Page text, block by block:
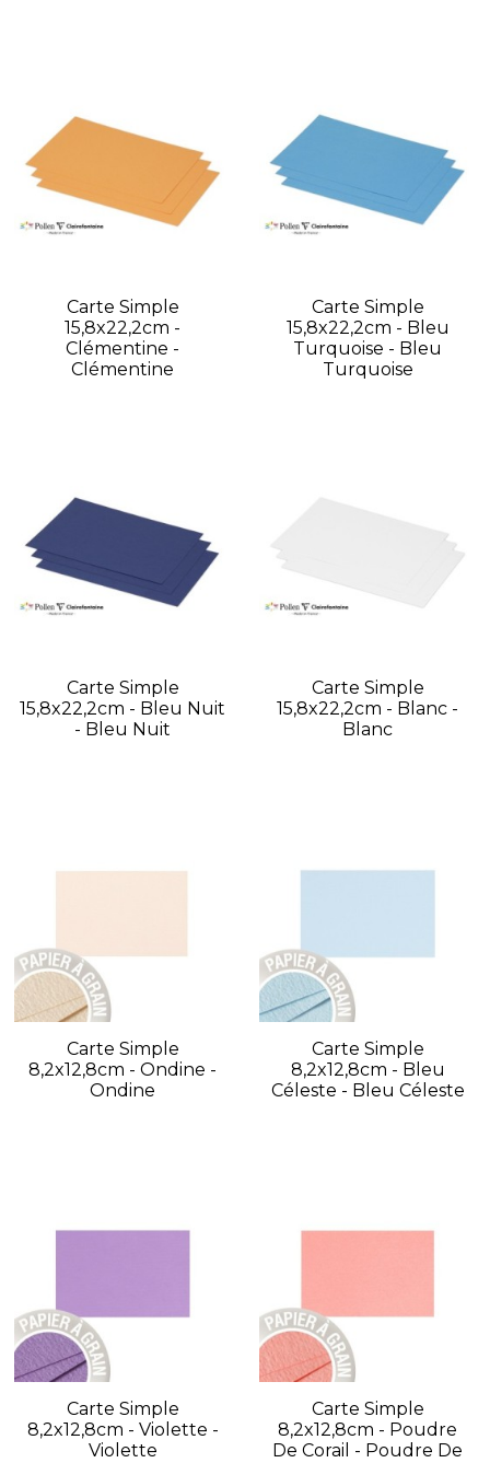
Carte Simple
15,8x22,2cm -
Clémentine -
Clémentine
Carte Simple
15,8x22,2cm - Bleu
Turquoise - Bleu
Turquoise
Carte Simple
15,8x22,2cm - Bleu Nuit
- Bleu Nuit
Carte Simple
15,8x22,2cm - Blanc -
Blanc
Carte Simple
8,2x12,8cm - Ondine -
Ondine
Carte Simple
8,2x12,8cm - Bleu
Céleste - Bleu Céleste
Carte Simple
8,2x12,8cm - Violette -
Violette
Carte Simple
8,2x12,8cm - Poudre
De Corail - Poudre De